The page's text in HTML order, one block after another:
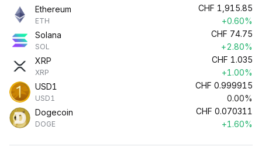
Ethereum
ETH
CHF 1,915.85
+0.60%
Solana
SOL
CHF 74.75
+2.80%
XRP
XRP
CHF 1.035
+1.00%
USD1
USD1
CHF 0.999915
0.00%
Dogecoin
DOGE
CHF 0.070311
+1.60%